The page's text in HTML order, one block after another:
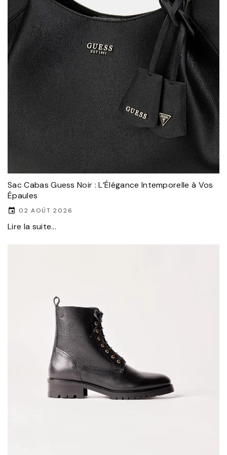
Sac Cabas Guess Noir : L’Élégance Intemporelle à Vos
Épaules
02 AOÛT 2026
Lire la suite...